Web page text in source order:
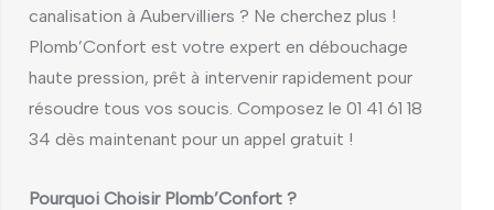
canalisation à Aubervilliers ? Ne cherchez plus !
Plomb’Confort est votre expert en débouchage
haute pression, prêt à intervenir rapidement pour
résoudre tous vos soucis. Composez le 01 41 61 18
34 dès maintenant pour un appel gratuit !
Pourquoi Choisir Plomb’Confort ?